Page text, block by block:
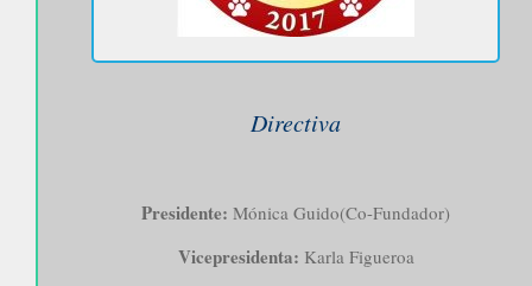
Directiva
Presidente: Mónica Guido(Co-Fundador)
Vicepresidenta: Karla Figueroa